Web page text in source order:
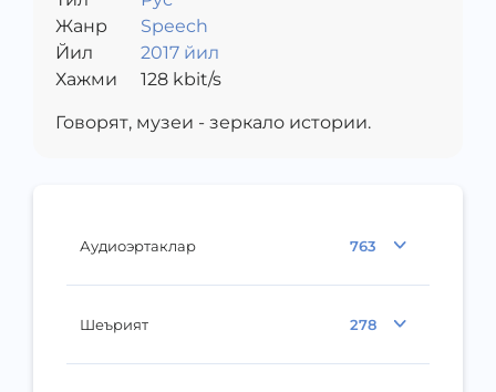
Аудиоэртаклар 763
Шеърият 278
Жанр
Speech
Йил
2017 йил
Хажми
128kbit/s
Говорят, музеи - зеркало истории.